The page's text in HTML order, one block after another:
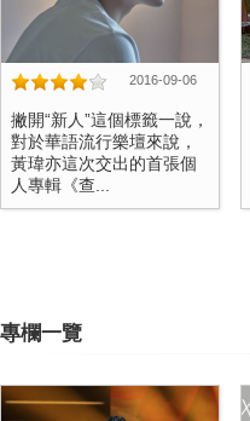
2016-09-06
撇開“新人”這個標籤一說，
對於華語流行樂壇來說，
黃瑋亦這次交出的首張個
人專輯《查...
專欄一覽